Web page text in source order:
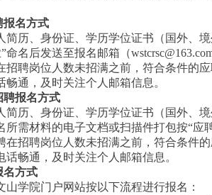
报名方式
简历、身份证、学历学位证书（国外、
命名后发送至报名邮箱（
招聘岗位人数未招满之前，符合条件的
畅通，及时关注个人邮箱信息。
聘报名方式
简历、身份证、学历学位证书（国外、
所需材料的电子文档或扫描件打包按“应
在招聘岗位人数未招满之前，符合条件
话畅通，及时关注个人邮箱信息。
名方式
山学院门户网站按以下流程进行报名：